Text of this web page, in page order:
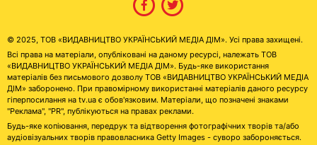
© 2025, ТОВ «ВИДАВНИЦТВО УКРАЇНСЬКИЙ МЕДІА ДІМ». Усі права захищені.
Всі права на матеріали, опубліковані на даному ресурсі, належать ТОВ
«ВИДАВНИЦТВО УКРАЇНСЬКИЙ МЕДІА ДІМ». Будь-яке використання
матеріалів без письмового дозволу ТОВ «ВИДАВНИЦТВО УКРАЇНСЬКИЙ МЕДІА
ДІМ» заборонено. При правомірному використанні матеріалів даного ресурсу
гіперпосилання на tv.ua є обов'язковим. Матеріали, що позначені знаками
"Реклама", "PR", публікуються на правах реклами.
Будь-яке копіювання, передрук та відтворення фотографічних творів та/або
аудіовізуальних творів правовласника Getty Images - суворо забороняється.